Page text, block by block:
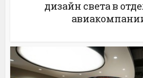
дизайн света в